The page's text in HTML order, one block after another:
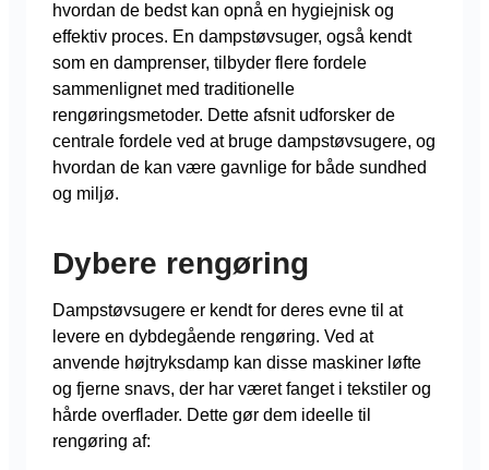
hvordan de bedst kan opnå en hygiejnisk og
effektiv proces. En dampstøvsuger, også kendt
som en damprenser, tilbyder flere fordele
sammenlignet med traditionelle
rengøringsmetoder. Dette afsnit udforsker de
centrale fordele ved at bruge dampstøvsugere, og
hvordan de kan være gavnlige for både sundhed
og miljø.
Dybere rengøring
Dampstøvsugere er kendt for deres evne til at
levere en dybdegående rengøring. Ved at
anvende højtryksdamp kan disse maskiner løfte
og fjerne snavs, der har været fanget i tekstiler og
hårde overflader. Dette gør dem ideelle til
rengøring af: